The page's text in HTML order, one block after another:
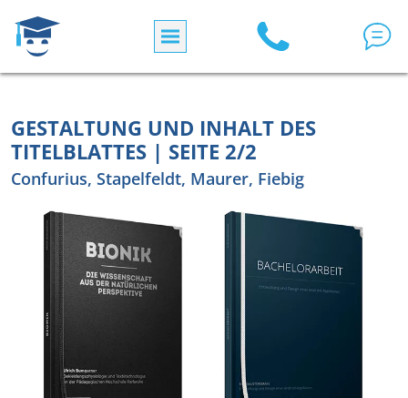
GESTALTUNG UND INHALT DES
TITELBLATTES | SEITE 2/2
Confurius, Stapelfeldt, Maurer, Fiebig